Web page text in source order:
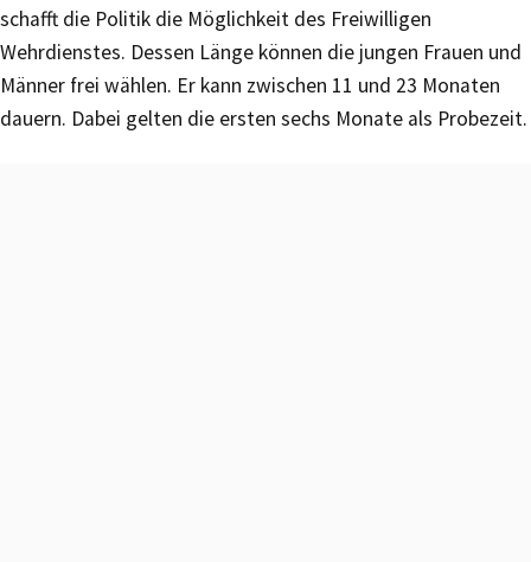
schafft die Politik die Möglichkeit des Freiwilligen
Wehrdienstes. Dessen Länge können die jungen Frauen und
Männer frei wählen. Er kann zwischen 11 und 23 Monaten
dauern. Dabei gelten die ersten sechs Monate als Probezeit.